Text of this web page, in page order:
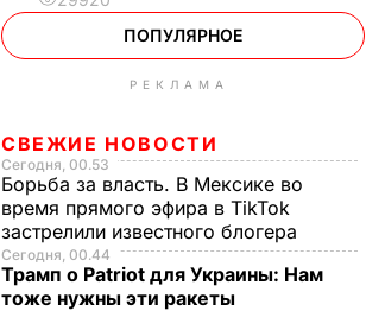
ПОПУЛЯРНОЕ
РЕКЛАМА
СВЕЖИЕ НОВОСТИ
Сегодня, 00.53
Борьба за власть. В Мексике во
время прямого эфира в TikTok
застрелили известного блогера
Сегодня, 00.44
Трамп о Patriot для Украины: Нам
тоже нужны эти ракеты